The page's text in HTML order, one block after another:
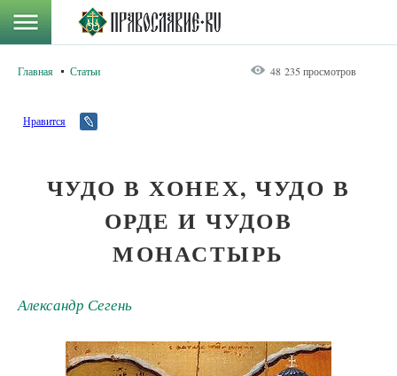
Главная Статьи 48 235 просмотров
Нравится
ЧУДО В ХОНЕХ, ЧУДО В
ОРДЕ И ЧУДОВ
МОНАСТЫРЬ
Александр Сегень